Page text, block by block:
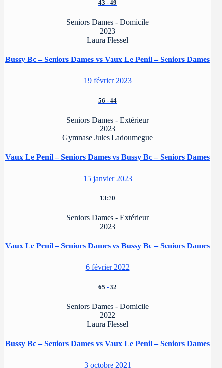
43 - 49
Seniors Dames - Domicile
2023
Laura Flessel
Bussy Bc – Seniors Dames vs Vaux Le Penil – Seniors Dames
19 février 2023
56 - 44
Seniors Dames - Extérieur
2023
Gymnase Jules Ladoumegue
Vaux Le Penil – Seniors Dames vs Bussy Bc – Seniors Dames
15 janvier 2023
13:30
Seniors Dames - Extérieur
2023
Vaux Le Penil – Seniors Dames vs Bussy Bc – Seniors Dames
6 février 2022
65 - 32
Seniors Dames - Domicile
2022
Laura Flessel
Bussy Bc – Seniors Dames vs Vaux Le Penil – Seniors Dames
3 octobre 2021